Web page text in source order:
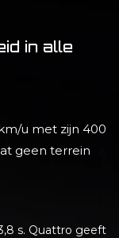
in alle
u met zijn 400
geen terrein
s. Quattro geeft